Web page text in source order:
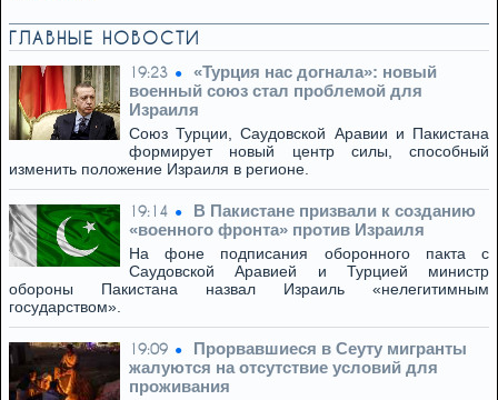
ГЛАВНЫЕ НОВОСТИ
19:23
«Турция нас догнала»: новый
военный союз стал проблемой для
Израиля
Союз Турции, Саудовской Аравии и Пакистана
формирует новый центр силы, способный
изменить положение Израиля в регионе.
19:14
В Пакистане призвали к созданию
«военного фронта» против Израиля
На фоне подписания оборонного пакта с
Саудовской Аравией и Турцией министр
обороны Пакистана назвал Израиль «нелегитимным
государством».
19:09
Прорвавшиеся в Сеуту мигранты
жалуются на отсутствие условий для
проживания